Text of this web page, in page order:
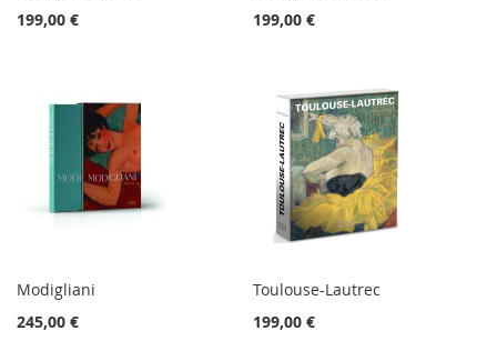
199,00 €
199,00 €
Modigliani
245,00 €
Toulouse-Lautrec
199,00 €